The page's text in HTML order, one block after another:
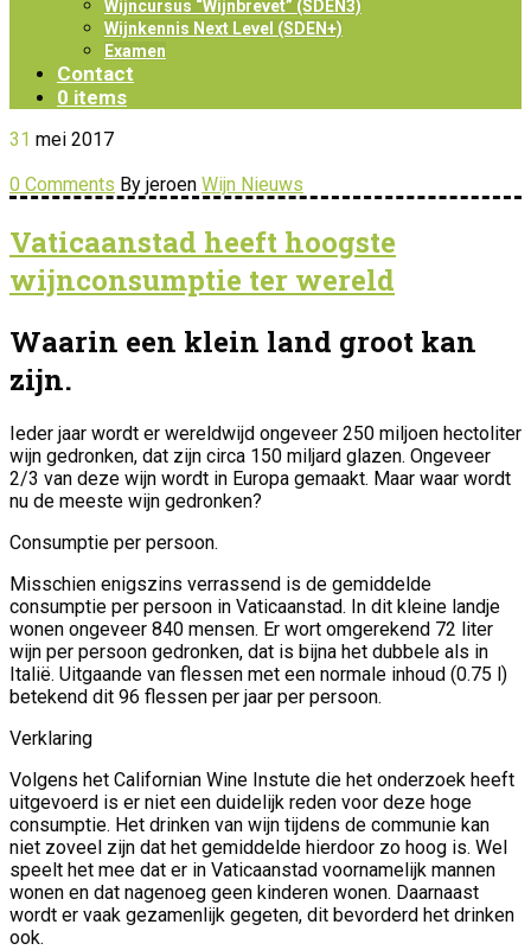
Wijncursus “Wijnbrevet” (SDEN3)
Wijnkennis Next Level (SDEN+)
Examen
Contact
0 items
31 mei 2017
0 Comments By jeroen Wijn Nieuws
Vaticaanstad heeft hoogste
wijnconsumptie ter wereld
Waarin een klein land groot kan
zijn.
Ieder jaar wordt er wereldwijd ongeveer 250 miljoen hectoliter
wijn gedronken, dat zijn circa 150 miljard glazen. Ongeveer
2/3 van deze wijn wordt in Europa gemaakt. Maar waar wordt
nu de meeste wijn gedronken?
Consumptie per persoon.
Misschien enigszins verrassend is de gemiddelde
consumptie per persoon in Vaticaanstad. In dit kleine landje
wonen ongeveer 840 mensen. Er wort omgerekend 72 liter
wijn per persoon gedronken, dat is bijna het dubbele als in
Italië. Uitgaande van flessen met een normale inhoud (0.75 l)
betekend dit 96 flessen per jaar per persoon.
Verklaring
Volgens het Californian Wine Instute die het onderzoek heeft
uitgevoerd is er niet een duidelijk reden voor deze hoge
consumptie. Het drinken van wijn tijdens de communie kan
niet zoveel zijn dat het gemiddelde hierdoor zo hoog is. Wel
speelt het mee dat er in Vaticaanstad voornamelijk mannen
wonen en dat nagenoeg geen kinderen wonen. Daarnaast
wordt er vaak gezamenlijk gegeten, dit bevorderd het drinken
ook.